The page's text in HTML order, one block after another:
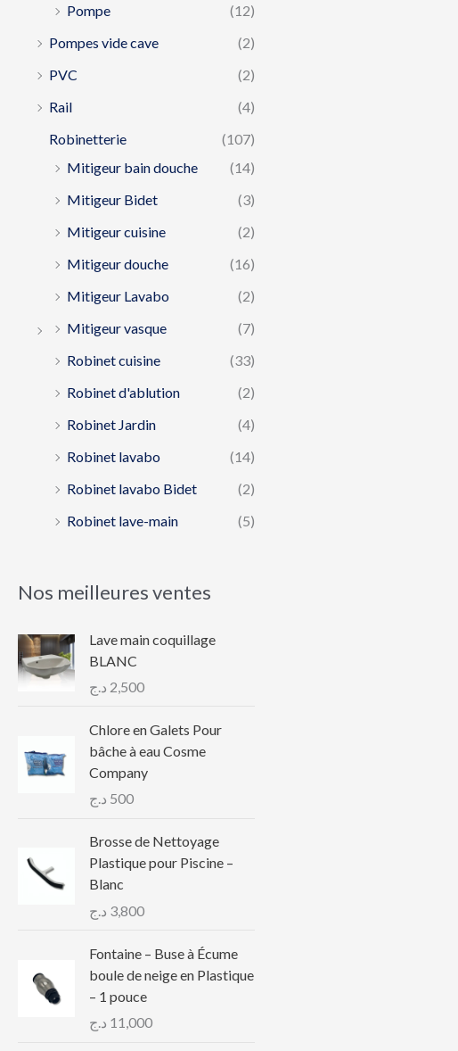
Pompe
(12)
Pompes vide cave
(2)
PVC
(2)
Rail
(4)
Robinetterie
(107)
Mitigeur bain douche
(14)
Mitigeur Bidet
(3)
Mitigeur cuisine
(2)
Mitigeur douche
(16)
Mitigeur Lavabo
(2)
Mitigeur vasque
(7)
Robinet cuisine
(33)
Robinet d'ablution
(2)
Robinet Jardin
(4)
Robinet lavabo
(14)
Robinet lavabo Bidet
(2)
Robinet lave-main
(5)
Nos meilleures ventes
Lave main coquillage
BLANC
2,500 د.ج
Chlore en Galets Pour
bâche à eau Cosme
Company
500 د.ج
Brosse de Nettoyage
Plastique pour Piscine –
Blanc
3,800 د.ج
Fontaine – Buse à Écume
boule de neige en Plastique
– 1 pouce
11,000 د.ج